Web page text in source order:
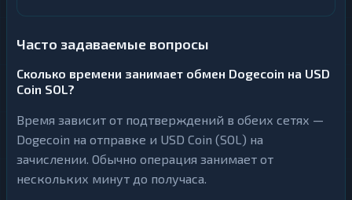
Часто задаваемые вопросы
Сколько времени занимает обмен Dogecoin на USD
Coin SOL?
Время зависит от подтверждений в обеих сетях —
Dogecoin на отправке и USD Coin (SOL) на
зачислении. Обычно операция занимает от
нескольких минут до получаса.